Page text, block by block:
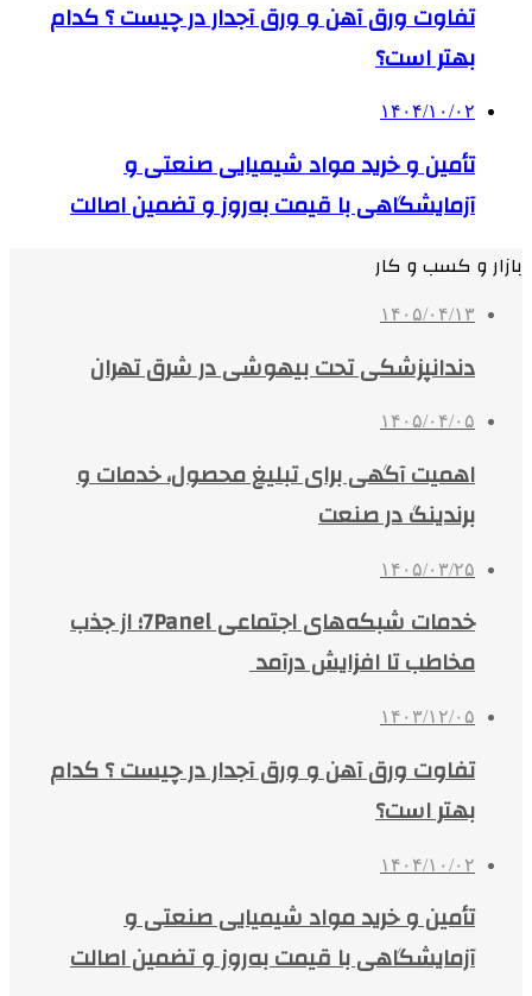
تفاوت ورق آهن و ورق آجدار در چیست ؟ کدام
بهتر است؟
۱۴۰۴/۱۰/۰۲
تأمین و خرید مواد شیمیایی صنعتی و
آزمایشگاهی با قیمت به‌روز و تضمین اصالت
بازار و کسب و کار
۱۴۰۵/۰۴/۱۳
دندانپزشکی تحت بیهوشی در شرق تهران
۱۴۰۵/۰۴/۰۵
اهمیت آگهی برای تبلیغ محصول، خدمات و
برندینگ در صنعت
۱۴۰۵/۰۳/۲۵
خدمات شبکه‌های اجتماعی 7Panel؛ از جذب
مخاطب تا افزایش درآمد
۱۴۰۳/۱۲/۰۵
تفاوت ورق آهن و ورق آجدار در چیست ؟ کدام
بهتر است؟
۱۴۰۴/۱۰/۰۲
تأمین و خرید مواد شیمیایی صنعتی و
آزمایشگاهی با قیمت به‌روز و تضمین اصالت